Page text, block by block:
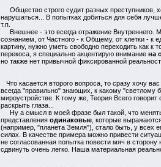
Общество строго судит разных преступников,
нарушаться... В попытках добиться для себя
т.п.
Внешнее - это всегда отражение Внутреннего.
сознанием, от Частного - к Общему, от клетки - к
картину, нужно уметь свободно переходить как к
перекоса, я специально акцентирую внимание на
но также нет привычной фиксированной
Что касается второго вопроса, то сразу хочу
всегда "правильно" знающих, к какому
мироустройстве. К тому же, Теория Всего
раскрыть глаза...
Ну а смысл в моей фразе был такой, что
представления одинаковые, которые
(например, "планета Земля"), стало быть, у всех
силах. В качестве примера можно привести
не согласованная попытка повести мяч в
сдвинуть очень легко. Наша материальная